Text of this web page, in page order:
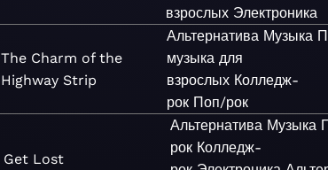
взрослых Электроника
The Charm of the
Highway Strip
Альтернатива Музыка
музыка для
взрослых Колледж-
рок Поп/рок
Get Lost
Альтернатива Музыка
рок Колледж-